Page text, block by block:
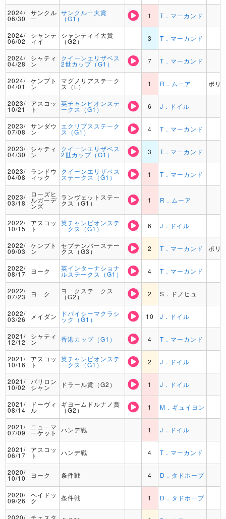
2024/
06/30
サンクル
ー
サンクルー大賞
（G1） 1 T．マーカンド
2024/
06/02
シャンテ
ィイ
シャンティイ大賞
（G2） 3 T．マーカンド
2024/
04/28
シャティ
ン
クイーンエリザベス
2世カップ（G1） 7 T．マーカンド
2024/
04/01
ケンプト
ン
マグノリアステーク
ス（L） 1 R．ムーア ポリ
2023/
10/21
アスコッ
ト
英チャンピオンステ
ークス（G1） 6 J．ドイル
2023/
07/08
サンダウ
ン
エクリプスステーク
ス（G1） 4 T．マーカンド
2023/
04/30
シャティ
ン
クイーンエリザベス
2世カップ（G1） 3 T．マーカンド
2023/
04/08
ランドウ
ィック
クイーンエリザベス
ステークス（G1） 1 T．マーカンド
2023/
03/18
ローズヒ
ルガーデ
ンズ
ランヴェットステー
クス（G1） 1 R．ムーア
2022/
10/15
アスコッ
ト
英チャンピオンステ
ークス（G1） 6 J．ドイル
2022/
09/03
ケンプト
ン
セプテンバーステー
クス（G3） 2 T．マーカンド ポリ
2022/
08/17 ヨーク 英インターナショナ
ルステークス（G1） 4 T．マーカンド
2022/
07/23 ヨーク ヨークステークス
（G2） 2 S．ドノヒュー
2022/
03/26 メイダン ドバイシーマクラシ
ック（G1） 10 J．ドイル
2021/
12/12
シャティ
ン 香港カップ（G1） 4 T．マーカンド
2021/
10/16
アスコッ
ト
英チャンピオンステ
ークス（G1） 2 J．ドイル
2021/
10/02
パリロン
シャン ドラール賞（G2） 1 J．ドイル
2021/
08/14
ドーヴィ
ル
ギヨームドルナノ賞
（G2） 1 M．ギュイヨン
2021/
07/09
ニューマ
ーケット ハンデ戦 1 J．ドイル
2021/
06/17
アスコッ
ト ハンデ戦 4 T．マーカンド
2020/
10/10 ヨーク 条件戦 4 D．タドホープ
2020/
09/26
ヘイドッ
ク 条件戦 1 D．タドホープ